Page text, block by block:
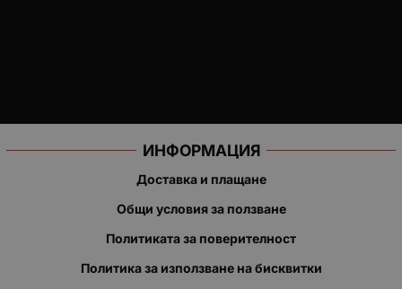
ИНФОРМАЦИЯ
Доставка и плащане
Общи условия за ползване
Политиката за поверителност
Политика за използване на бисквитки